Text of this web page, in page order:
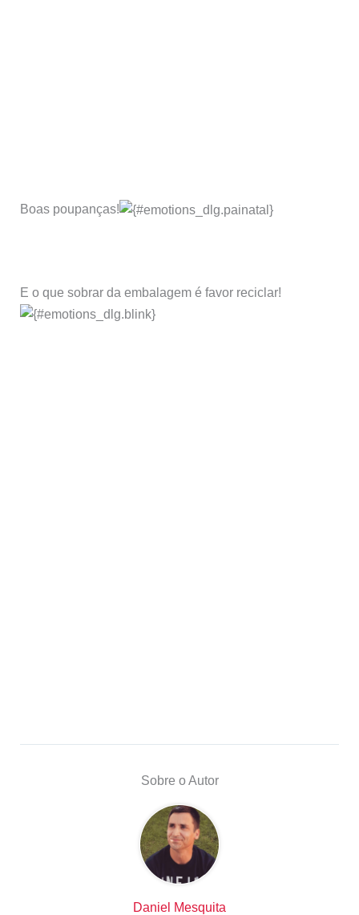
Boas poupanças!
E o que sobrar da embalagem é favor reciclar!
Sobre o Autor
Daniel Mesquita